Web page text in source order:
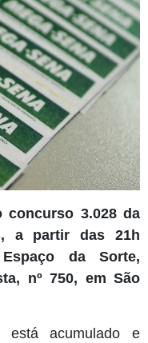
concurso 3.028 da
a partir das 21h
da Sorte,
nº 750, em São
acumulado e